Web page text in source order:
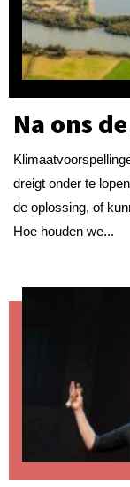
Na ons
dreigt onder te
de oplossing, of
Hoe houden we...